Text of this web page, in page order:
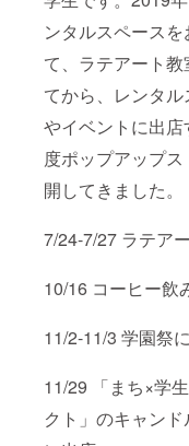
ンタルスペースを
て、ラテアート教
てから、レンタル
やイベントに出
度ポップアップス
開してきました。
7/24-7/27 ラテア
10/16 コーヒー飲
11/2-11/3 学園祭
11/29 「まち×学
クト」のキャンド